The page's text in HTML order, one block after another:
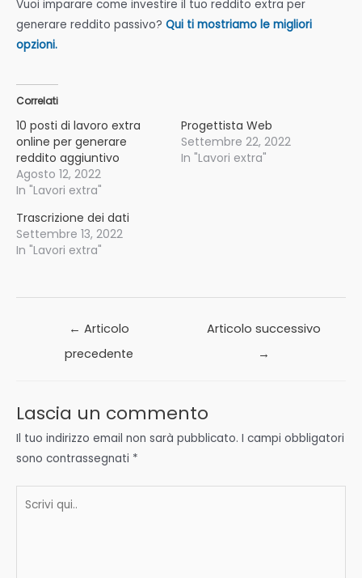
Vuoi imparare come investire il tuo reddito extra per
generare reddito passivo? Qui ti mostriamo le migliori
opzioni.
Correlati
10 posti di lavoro extra
online per generare
reddito aggiuntivo
Agosto 12, 2022
In "Lavori extra"
Progettista Web
Settembre 22, 2022
In "Lavori extra"
Trascrizione dei dati
Settembre 13, 2022
In "Lavori extra"
← Articolo
precedente
Articolo successivo
→
Lascia un commento
Il tuo indirizzo email non sarà pubblicato. I campi obbligatori
sono contrassegnati *